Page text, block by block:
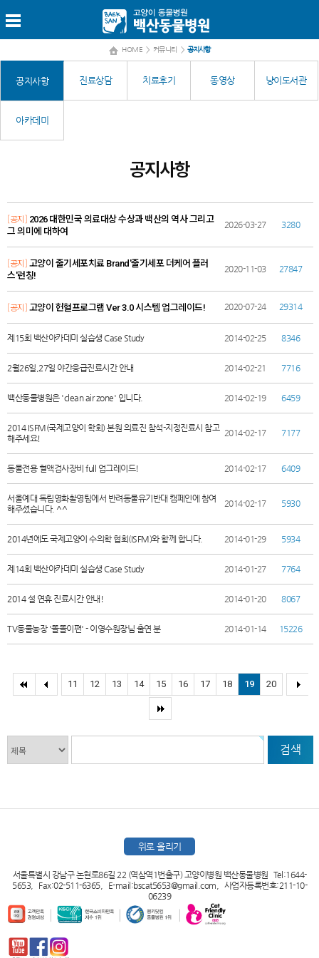
HOME > 커뮤니티 > 공지사항
공지사항 진료상담 치료후기 동영상 냥이도서관
아카데미
공지사항
[공지] 2026 대한민국 의료대상 수상과 백산의 역사 그리고
그 의미에 대하여
2026-03-27 3280
[공지] 고양이 줄기세포치료 Brand'줄기세포 더케어 플러
스'런칭!
2020-11-03 27847
[공지] 고양이 헌혈프로그램 Ver 3.0 시스템 업그레이드! 2020-07-24 29314
제15회 백산아카데미 실습생 Case Study 2014-02-25 8346
2월26일,27일 야간응급진료시간 안내 2014-02-21 7716
백산동물병원은 'clean air zone' 입니다. 2014-02-19 6459
2014 ISFM(국제고양이 학회) 본원 의료진 참석-지정진료시 참고
해주세요!
2014-02-17 7177
동물전용 혈액검사장비 full 업그레이드! 2014-02-17 6409
서울예대 독립영화촬영팀에서 반려동물유기반대 캠페인에 참여
해주셨습니다. ^^
2014-02-17 5930
2014년에도 국제고양이 수의학 협회(ISFM)와 함께 합니다. 2014-01-29 5934
제14회 백산아카데미 실습생 Case Study 2014-01-27 7764
2014 설 연휴 진료시간 안내! 2014-01-20 8067
TV동물농장 '똘똘이편' - 이영수원장님 출연 분 2014-01-14 15226
11 12 13 14 15 16 17 18 19 20
검색
위로 올리기
서울특별시 강남구 논현로86길 22 (역삼역1번출구) 고양이병원 백산동물병원 Tel:1644-
5653, Fax:02-511-6365, E-mail:bscat5653@gmail.com, 사업자등록번호:211-10-
06239